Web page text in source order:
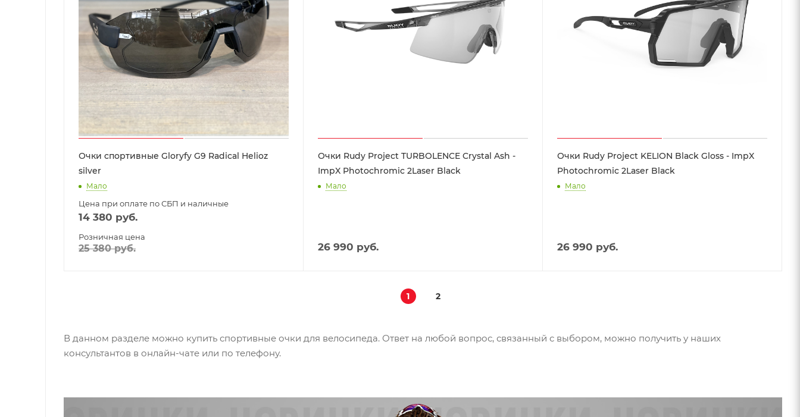
Очки спортивные Gloryfy G9 Radical Helioz
silver
Мало
Цена при оплате по СБП и наличные
14 380 руб.
Розничная цена
25 380руб.
Очки Rudy Project TURBOLENCE Crystal Ash -
ImpX Photochromic 2Laser Black
Мало
26 990 руб.
Очки Rudy Project KELION Black Gloss - ImpX
Photochromic 2Laser Black
Мало
26 990 руб.
1 2
В данном разделе можно купить спортивные очки для велосипеда. Ответ на любой вопрос, связанный с выбором, можно получить у наших
консультантов в онлайн-чате или по телефону.